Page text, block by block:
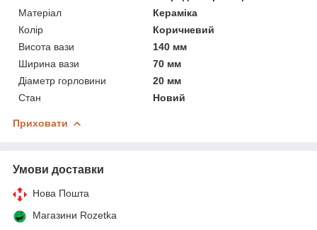
Матеріал
Кераміка
Колір
Коричневий
Висота вази
140 мм
Ширина вази
70 мм
Діаметр горловини
20 мм
Стан
Новий
Приховати
Умови доставки
Нова Пошта
Магазини Rozetka